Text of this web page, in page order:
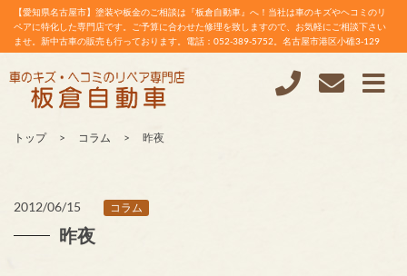
【愛知県名古屋市】塗装や板金のご相談は『板倉自動車』へ！当社は車のキズやヘコミのリ
ペアに特化した専門店です。ご予算に合わせた修理を致しますので、お気軽にご相談下さい
ませ。新中古車の販売も行っております。電話：052-389-5752。名古屋市港区小碓3-129
トップ コラム 昨夜
2012/06/15 コラム
昨夜